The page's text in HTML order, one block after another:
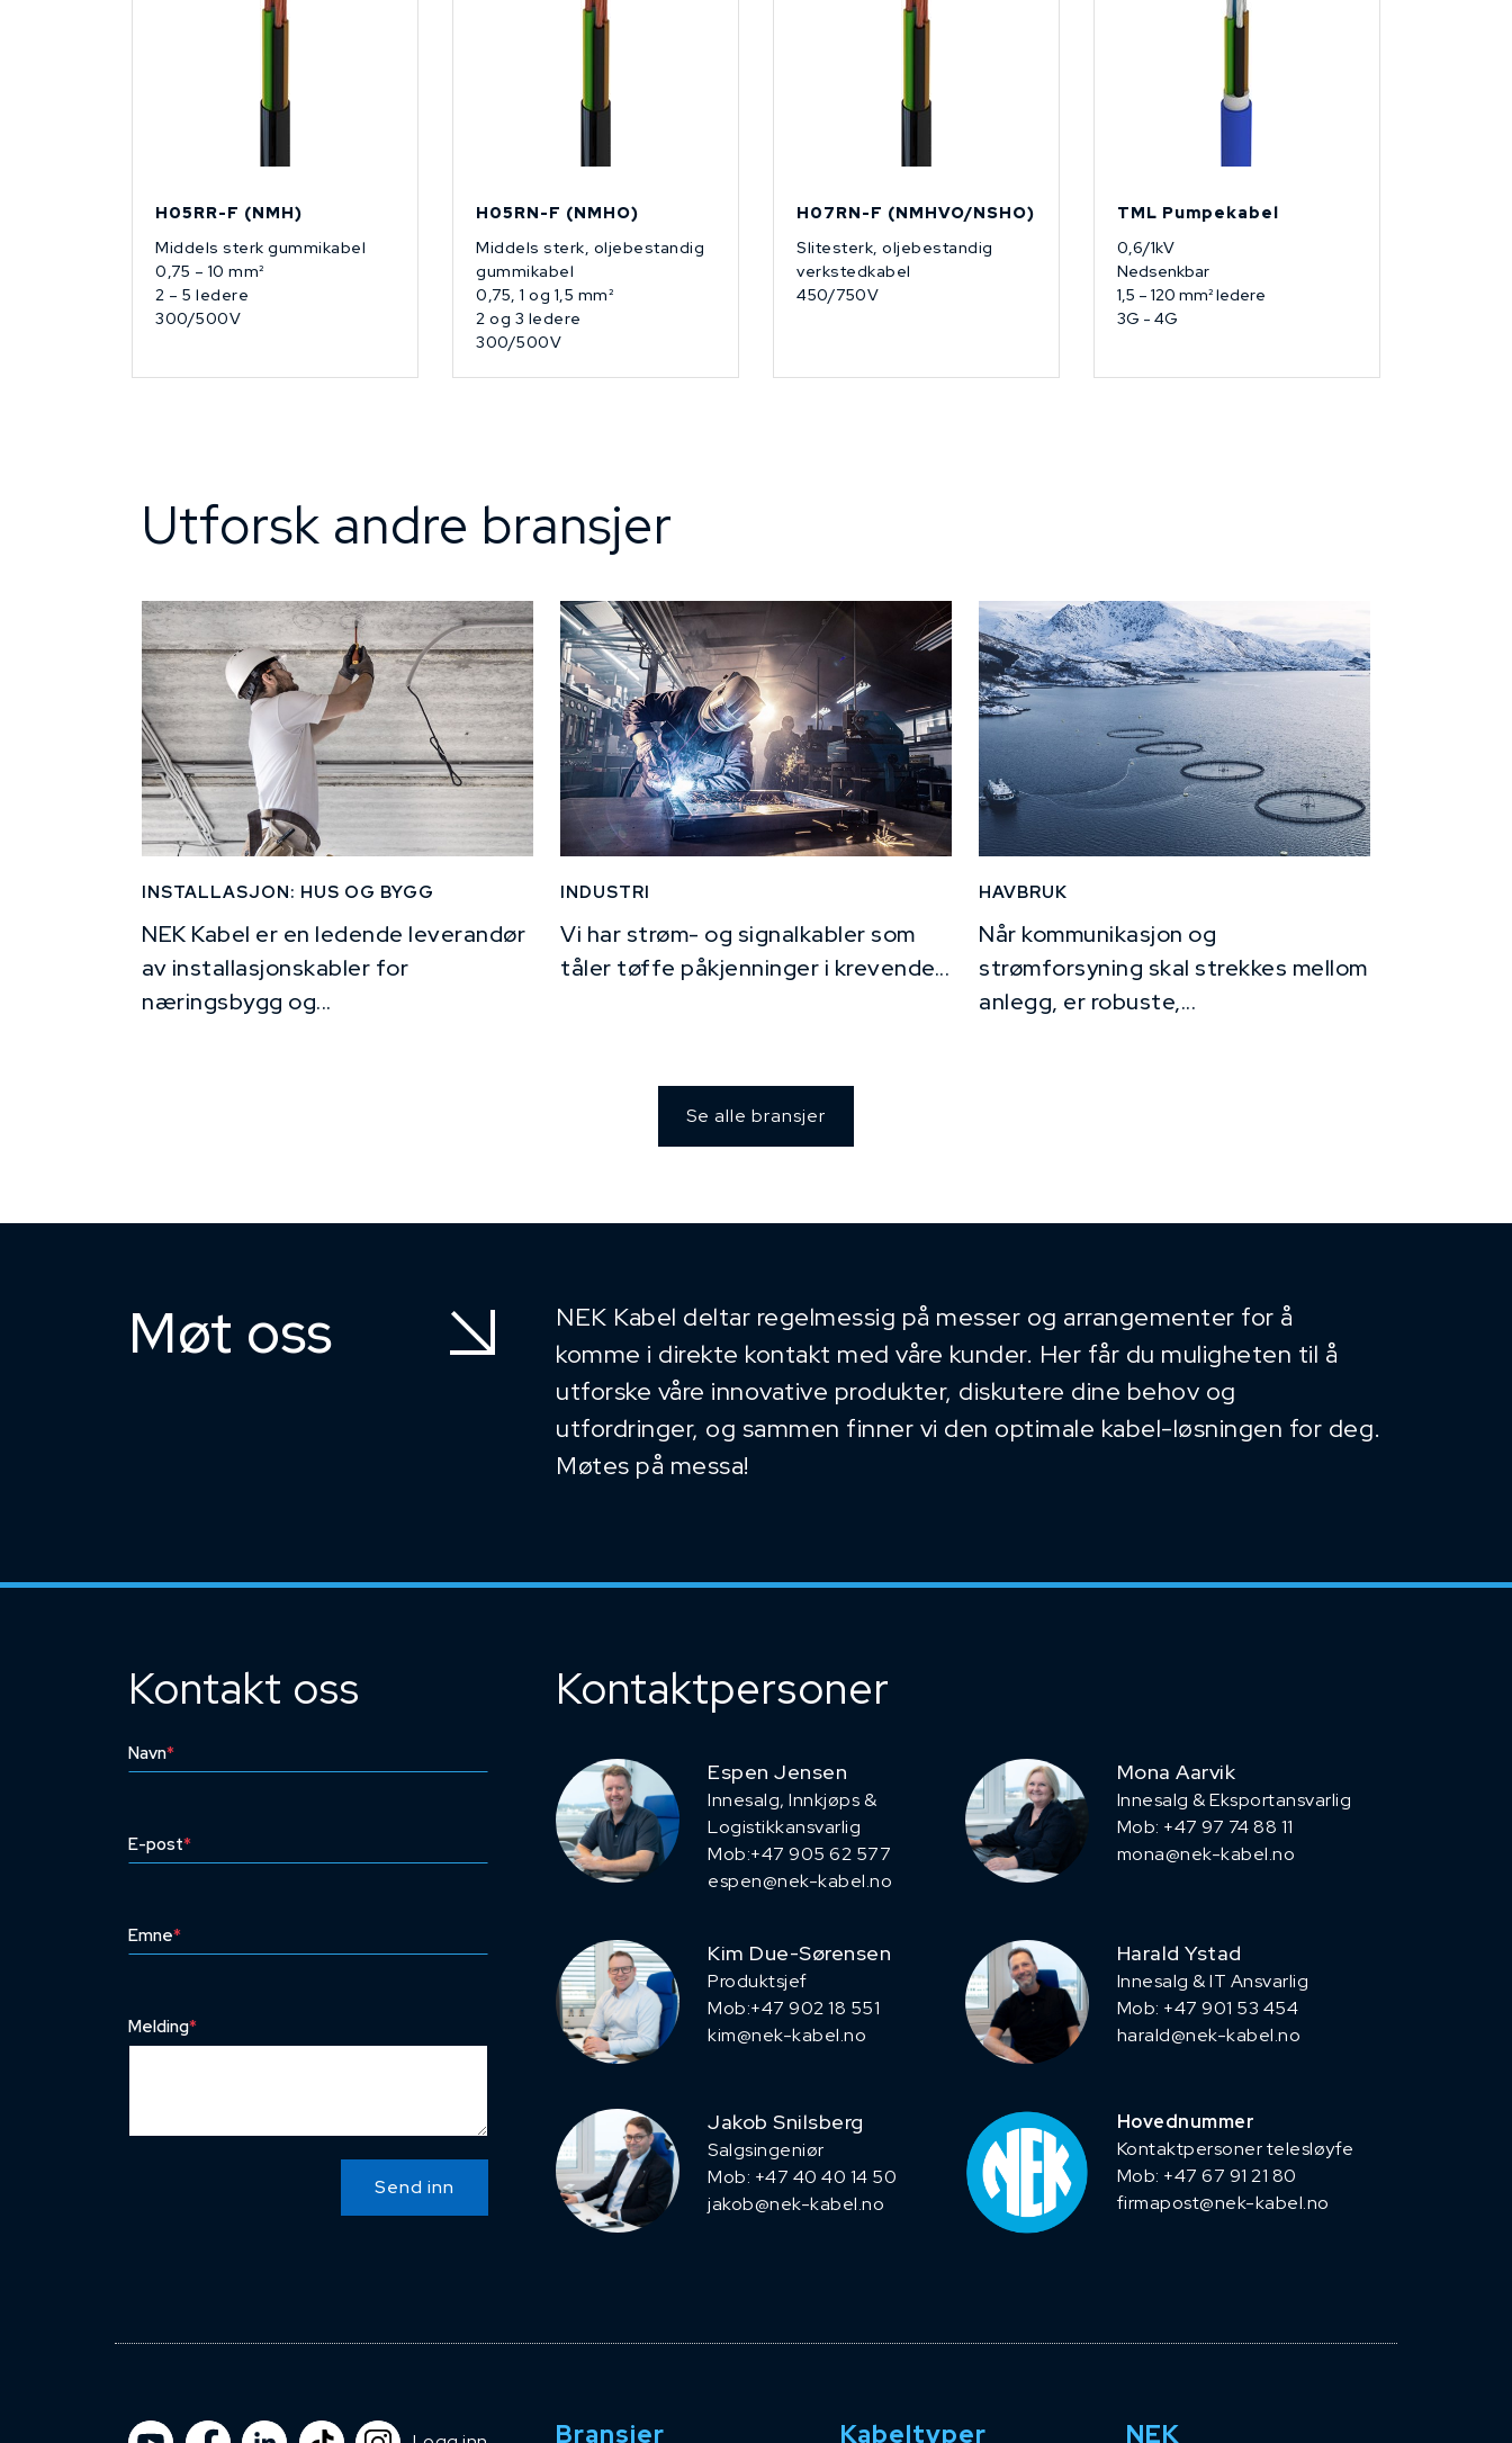
H05RR-F (NMH)
Middels sterk gummikabel
0,75 – 10 mm²
2 – 5 ledere
300/500V
H05RN-F (NMHO)
Middels sterk, oljebestandig
gummikabel
0,75, 1 og 1,5 mm²
2 og 3 ledere
300/500V
H07RN-F (NMHVO/NSHO)
Slitesterk, oljebestandig
verkstedkabel
450/750V
TML Pumpekabel
0,6/1kV
Nedsenkbar
1,5 – 120 mm² ledere
3G - 4G
Utforsk andre bransjer
INSTALLASJON: HUS OG BYGG
NEK Kabel er en ledende leverandør
av installasjonskabler for
næringsbygg og...
INDUSTRI
Vi har strøm- og signalkabler som
tåler tøffe påkjenninger i krevende...
HAVBRUK
Når kommunikasjon og
strømforsyning skal strekkes mellom
anlegg, er robuste,...
Se alle bransjer
Møt oss
NEK Kabel deltar regelmessig på messer og arrangementer for å
komme i direkte kontakt med våre kunder. Her får du muligheten til å
utforske våre innovative produkter, diskutere dine behov og
utfordringer, og sammen finner vi den optimale kabel-løsningen for deg.
Møtes på messa!
Kontakt oss
Navn*
E-post*
Emne*
Melding*
Send inn
Kontaktpersoner
Espen Jensen
Innesalg, ​Innkjøps &
Logistikkansvarlig
Mob:+47 905 62 577
espen@nek-kabel.no
Mona Aarvik
Innesalg & Eksportansvarlig
Mob: +47 97 74 88 11
mona@nek-kabel.no
Kim Due-Sørensen
Produktsjef
​Mob:+47 902 18 551
kim@nek-kabel.no
Harald Ystad
Innesalg & IT Ansvarlig
Mob: +47 901 53 454
harald@nek-kabel.no
Jakob Snilsberg
​Salgsingeniør
Mob: +47 40 40 14 50
jakob@nek-kabel.no
Hovednummer
Kontaktpersoner telesløyfe
Mob: +47 67 91 21 80
firmapost@nek-kabel.no
Bransjer Kabeltyper NEK